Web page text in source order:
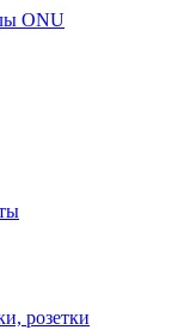
ONU
розетки